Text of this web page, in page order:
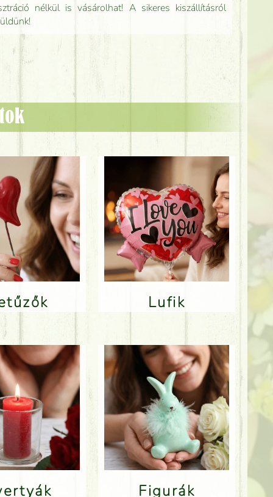
nélkül is vásárolhat! A sikeres kiszállításról
Lufik
Figurák